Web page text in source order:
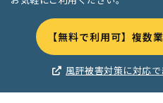
【無料で利用可】複数
風評被害対策に対応